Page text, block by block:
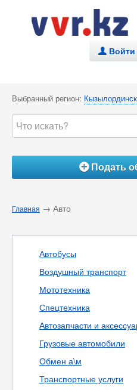
. Войти
Выбранный регион:
ÁПодать
Главная → Авто
Автобусы
Воздушный транспорт
Мототехника
Спецтехника
Автозапчасти и
Грузовые автомобили
Обмен а\м
Транспортные услуги